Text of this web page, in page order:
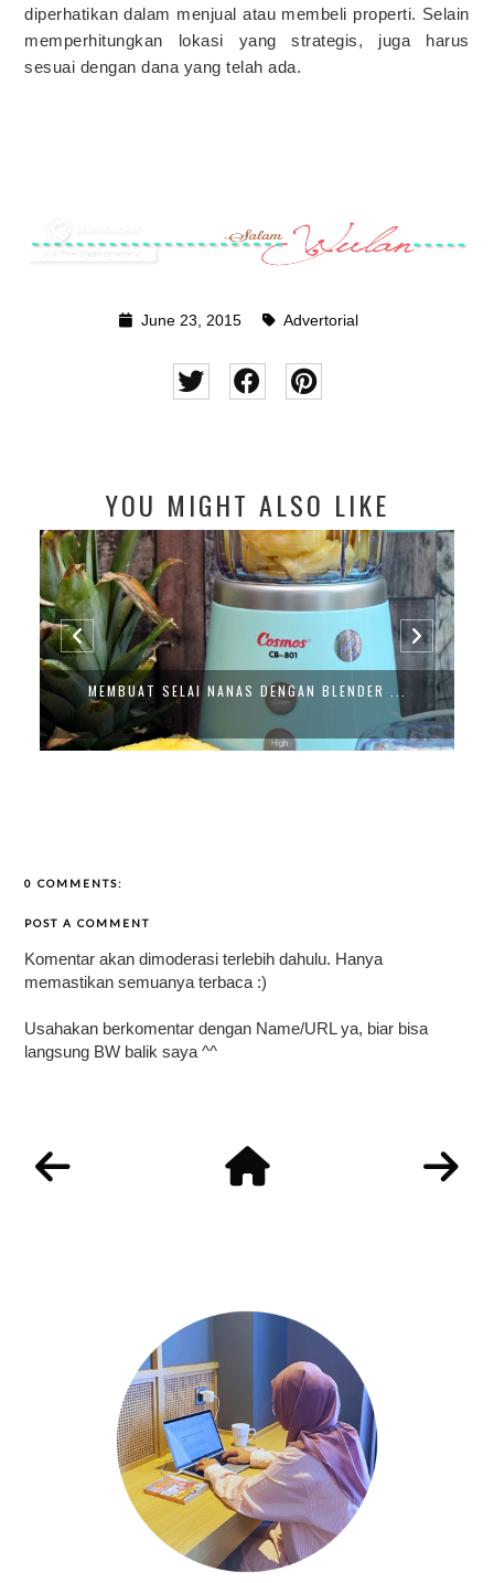
diperhatikan dalam menjual atau membeli properti. Selain
memperhitungkan lokasi yang strategis, juga harus
sesuai dengan dana yang telah ada.
June 23, 2015 Advertorial
YOU MIGHT ALSO LIKE
MEMBUAT SELAI NANAS DENGAN BLENDER ...
0 COMMENTS:
POST A COMMENT
Komentar akan dimoderasi terlebih dahulu. Hanya
memastikan semuanya terbaca :)
Usahakan berkomentar dengan Name/URL ya, biar bisa
langsung BW balik saya ^^